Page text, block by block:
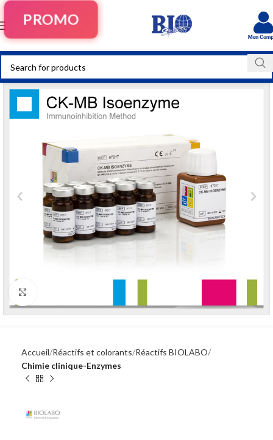
PROMO
Accueil Réactifs et colorants Réactifs BIOLABO
Chimie clinique-Enzymes